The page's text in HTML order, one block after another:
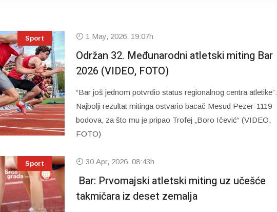
Sport 1 May, 2026. 19:07h
Održan 32. Međunarodni atletski miting Bar
2026 (VIDEO, FOTO)
“Bar još jednom potvrdio status regionalnog centra atletike”:
Najbolji rezultat mitinga ostvario bacač Mesud Pezer-1119
bodova, za što mu je pripao Trofej „Boro Ičević“ (VIDEO,
FOTO)
Sport 30 Apr, 2026. 08:43h
Bar: Prvomajski atletski miting uz učešće
takmičara iz deset zemalja